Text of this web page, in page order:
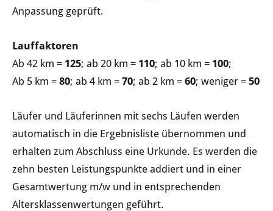
Anpassung geprüft.
Lauffaktoren
Ab 42 km = 125; ab 20 km = 110; ab 10 km = 100;
Ab 5 km = 80; ab 4 km = 70; ab 2 km = 60; weniger = 50
Läufer und Läuferinnen mit sechs Läufen werden
automatisch in die Ergebnisliste übernommen und
erhalten zum Abschluss eine Urkunde. Es werden die
zehn besten Leistungspunkte addiert und in einer
Gesamtwertung m/w und in entsprechenden
Altersklassenwertungen geführt.